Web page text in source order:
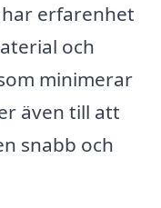
erfarenhet
och
minimerar
även till att
snabb och